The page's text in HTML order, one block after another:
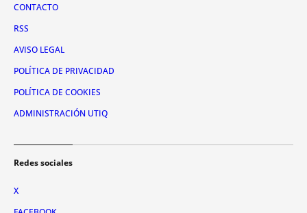
CONTACTO
RSS
AVISO LEGAL
POLÍTICA DE PRIVACIDAD
POLÍTICA DE COOKIES
ADMINISTRACIÓN UTIQ
Redes sociales
X